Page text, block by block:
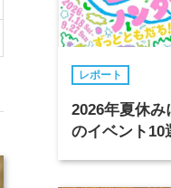
レポート
2026年夏休
のイベント10